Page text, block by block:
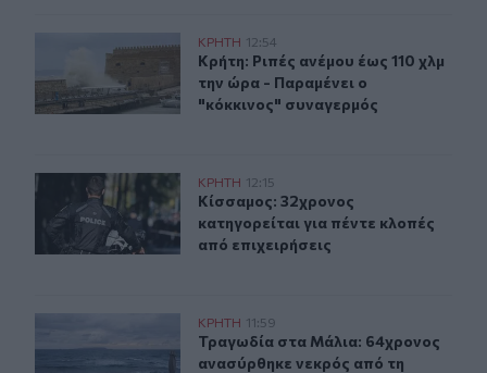
Κρήτη: Ριπές ανέμου έως 110 χλμ την ώρα - Παραμένει
ΚΡΗΤΗ 12:54
Κρήτη: Ριπές ανέμου έως 110 χλμ
Κρήτη: Ριπές ανέμου έως 110 χλμ
την ώρα - Παραμένει ο
"κόκκινος" συναγερμός
Κίσσαμος: 32χρονος κατηγορείται για πέντε κλοπές
ΚΡΗΤΗ 12:15
Κίσσαμος: 32χρονος κατηγορείται
Κίσσαμος: 32χρονος
κατηγορείται για πέντε κλοπές
από επιχειρήσεις
Τραγωδία στα Μάλια: 64χρονος ανασύρθηκε νεκρός
ΚΡΗΤΗ 11:59
Τραγωδία στα Μάλια: 64χρονος
Τραγωδία στα Μάλια: 64χρονος
ανασύρθηκε νεκρός από τη